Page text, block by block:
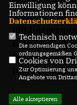
engagieren.
dem
Hofmann
hier auf die
Einwilligung
Informationen
Technisch
Die notwendigen
ordnungsgemäßen
Cookies von
Zur Optimierung
Angebote von
Alle akzeptieren